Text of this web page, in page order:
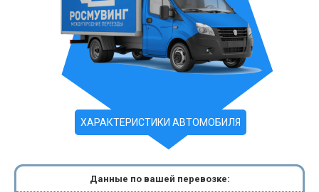
ХАРАКТЕРИСТИКИ АВТОМОБИЛЯ
Данные по вашей перевозке: